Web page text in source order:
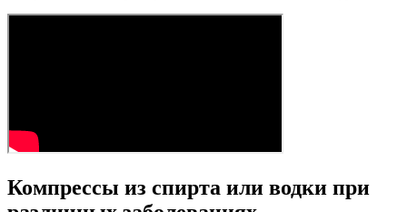
Компрессы из спирта или водки при